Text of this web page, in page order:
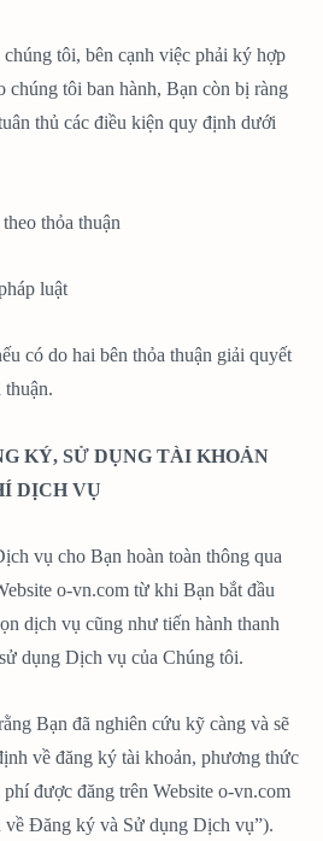
tôi, bên cạnh việc phải ký hợp
chúng tôi ban hành, Bạn còn bị ràng
thủ các điều kiện quy định dưới
thỏa thuận
luật
có do hai bên thỏa thuận giải quyết
thuận.
KÝ, SỬ DỤNG TÀI KHOẢN
DỊCH VỤ
vụ cho Bạn hoàn toàn thông qua
o-vn.com từ khi Bạn bắt đầu
dịch vụ cũng như tiến hành thanh
dụng Dịch vụ của Chúng tôi.
Bạn đã nghiên cứu kỹ càng và sẽ
về đăng ký tài khoản, phương thức
được đăng trên Website o-vn.com
về Đăng ký và Sử dụng Dịch vụ”).